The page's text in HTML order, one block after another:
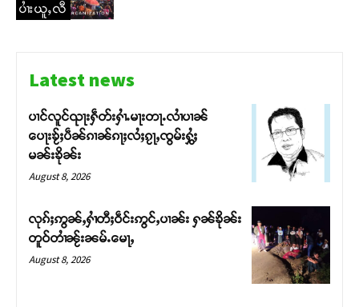
ပၢႆးယူႇလီ
Latest news
ပၢင်လူင်ၺႃးႁဵတ်းႁၢႆႉမႃးတႃႉလၢႆပၢၼ် ​​
ပေႃးၶႂ်ႈပဵၼ်ၵၢၼ်ၵႃႈလႆႈၵႂႃႇၸွမ်းႁွႆႈ
မၼ်းၶိုၼ်း
August 8, 2026
လုၵ်ႈဢွၼ်ႇႁၢႆတီႈဝဵင်းဢွင်ႇပၢၼ်း ႁၼ်ၶိုၼ်း
တူဝ်တၢႆၼႂ်းၼမ်ႉမေႃႇ
August 8, 2026